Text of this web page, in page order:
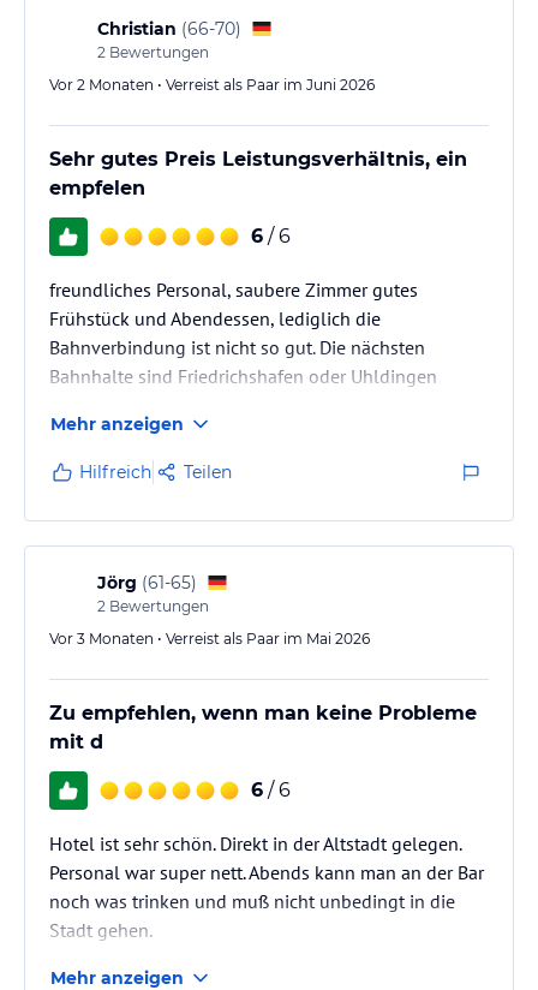
auschecken, als wäre man kein Gast im Hotel.
Selbst…
Christian (66-70)
2 Bewertungen
Vor 2 Monaten • Verreist als Paar im Juni 2026
Sehr gutes Preis Leistungsverhältnis, ein
empfelen
6 / 6
freundliches Personal, saubere Zimmer gutes
Frühstück und Abendessen, lediglich die
Bahnverbindung ist nicht so gut. Die nächsten
Bahnhalte sind Friedrichshafen oder Uhldingen
Mehr anzeigen
Hilfreich Teilen
Jörg (61-65)
2 Bewertungen
Vor 3 Monaten • Verreist als Paar im Mai 2026
Zu empfehlen, wenn man keine Probleme
mit d
6 / 6
Hotel ist sehr schön. Direkt in der Altstadt gelegen.
Personal war super nett. Abends kann man an der Bar
noch was trinken und muß nicht unbedingt in die
Stadt gehen.
Mehr anzeigen